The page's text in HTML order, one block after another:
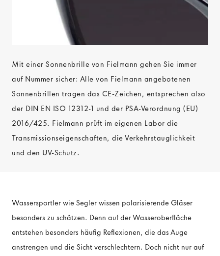
Mit einer Sonnenbrille von Fielmann gehen Sie immer
auf Nummer sicher: Alle von Fielmann angebotenen
Sonnenbrillen tragen das CE-Zeichen, entsprechen also
der DIN EN ISO 12312-1 und der PSA-Verordnung (EU)
2016/425. Fielmann prüft im eigenen Labor die
Transmissionseigenschaften, die Verkehrstauglichkeit
und den UV-Schutz.
Wassersportler wie Segler wissen polarisierende Gläser
besonders zu schätzen. Denn auf der Wasseroberfläche
entstehen besonders häufig Reflexionen, die das Auge
anstrengen und die Sicht verschlechtern. Doch nicht nur auf